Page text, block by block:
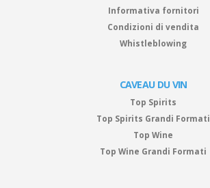
Informativa fornitori
Condizioni di vendita
Whistleblowing
CAVEAU DU VIN
Top Spirits
Top Spirits Grandi Formati
Top Wine
Top Wine Grandi Formati